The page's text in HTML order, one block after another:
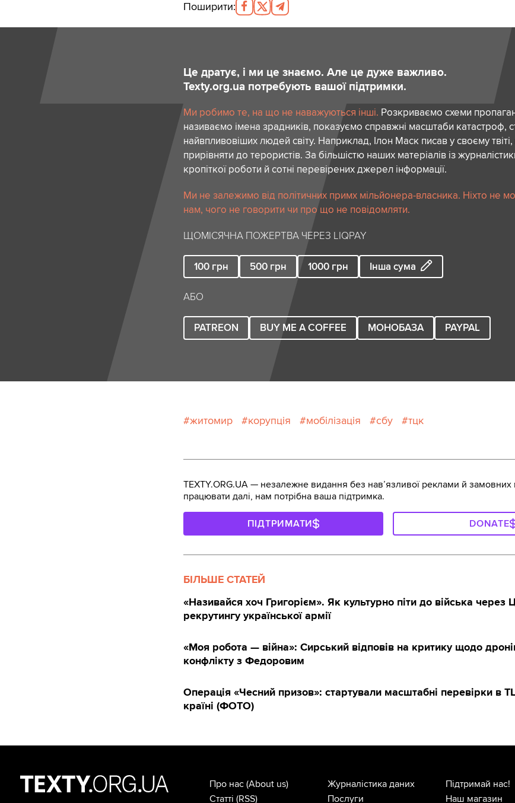
Поширити:
Це дратує, і ми це знаємо. Але це дуже важливо.
Texty.org.ua потребують вашої підтримки.
Ми робимо те, на що не наважуються інші. Розкриваємо схеми
називаємо імена зрадників, показуємо справжні масштаби катастроф,
найвпливовіших людей світу. Наприклад, Ілон Маск писав у своєму
прирівняти до терористів. За більшістю наших матеріалів із
кропіткої роботи й сотні перевірених джерел інформації.
Ми не залежимо від політичних примх мільйонера-власника. Ніхто не
нам, чого не говорити чи про що не повідомляти.
ЩОМІСЯЧНА ПОЖЕРТВА ЧЕРЕЗ LIQPAY
100 грн 500 грн 1000 грн Інша сума
АБО
PATREON BUY ME A COFFEE МОНОБАЗА PAYPAL
житомир корупція мобілізація сбу тцк
TEXTY.ORG.UA — незалежне видання без навʼязливої реклами й замовних
працювати далі, нам потрібна ваша підтримка.
ПІДТРИМАТИ DONATE
БІЛЬШЕ СТАТЕЙ
«Називайся хоч Григорієм». Як культурно піти до війська через
рекрутингу української армії
«Моя робота — війна»: Сирський відповів на критику щодо
конфлікту з Федоровим
Операція «Чесний призов»: стартували масштабні перевірки в
країні (ФОТО)
Про нас (About us)
Статті (RSS)
Журналістика даних
Послуги
Підтримай нас!
Наш магазин